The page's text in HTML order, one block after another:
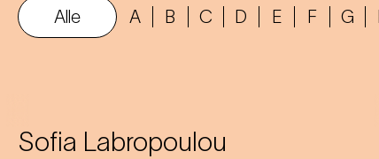
Alle A B C D E F G
Sofia Labropoulou